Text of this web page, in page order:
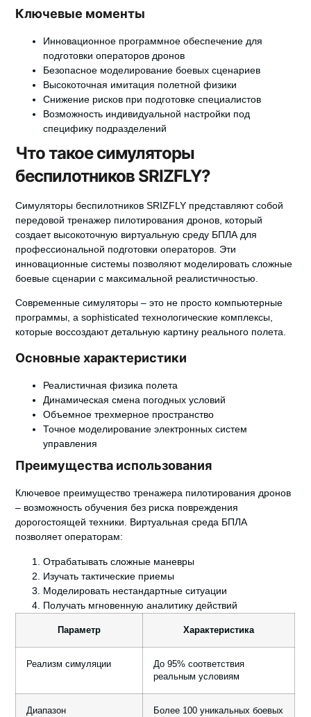
Ключевые моменты
Инновационное программное обеспечение для
подготовки операторов дронов
Безопасное моделирование боевых сценариев
Высокоточная имитация полетной физики
Снижение рисков при подготовке специалистов
Возможность индивидуальной настройки под
специфику подразделений
Что такое симуляторы
беспилотников SRIZFLY?
Симуляторы беспилотников SRIZFLY представляют собой
передовойтренажер пилотирования дронов , который
создает высокоточную виртуальную среду БПЛА для
профессиональной подготовки операторов. Эти
инновационные системы позволяют моделировать сложные
боевые сценарии с максимальной реалистичностью.
Современные симуляторы – это не просто компьютерные
программы, а sophisticated технологические комплексы,
которые воссоздают детальную картину реального полета.
Основные характеристики
Реалистичная физика полета
Динамическая смена погодных условий
Объемное трехмерное пространство
Точное моделирование электронных систем
управления
Преимущества использования
Ключевое преимущество тренажера пилотирования дронов
– возможность обучения без риска повреждения
дорогостоящей техники. Виртуальная среда БПЛА
позволяет операторам:
Отрабатывать сложные маневры
Изучать тактические приемы
Моделировать нестандартные ситуации
Получать мгновенную аналитику действий
Параметр Характеристика
Реализм симуляции
До 95% соответствия
реальным условиям
Диапазон
Более 100 уникальных боевых